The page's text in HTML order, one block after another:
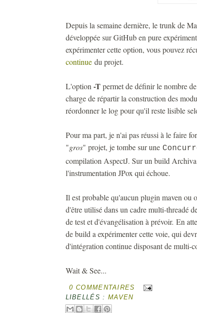
Depuis la semaine dernière, le trunk de
développée sur GitHub en pure
expérimenter cette option, vous pouvez
continuedu projet.
L'option-Tpermet de définir le nombre
charge de répartir la construction des
réordonner le log pour qu'il reste lisible
Pour ma part, je n'ai pas réussi à le faire
"gros" projet, je tombe sur une
compilation AspectJ. Sur un build
l'instrumentation JPox qui échoue.
Il est probable qu'aucun plugin maven
d'être utilisé dans un cadre multi-threadé
de test et d'évangélisation à prévoir. En
de build a expérimenter cette voie, qui
d'intégration continue disposant de multi-
Wait & See...
0 COMMENTAIRES
LIBELLÉS : MAVEN